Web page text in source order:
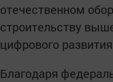
отечественном
строительству
цифрового
Благодаря